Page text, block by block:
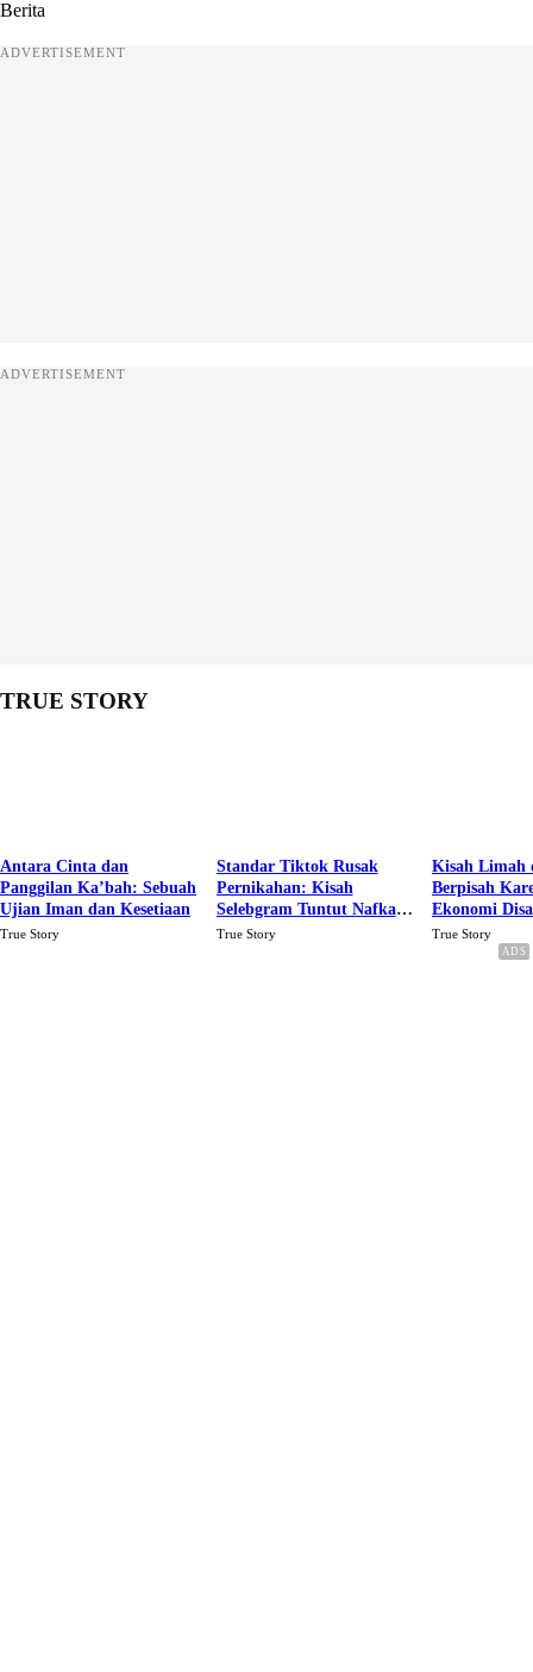
Berita
ADVERTISEMENT
ADVERTISEMENT
TRUE STORY
Antara Cinta dan
Panggilan Ka’bah: Sebuah
Ujian Iman dan Kesetiaan
True Story
Standar Tiktok Rusak
Pernikahan: Kisah
Selebgram Tuntut Nafkah
Rp.15 Juta Perbulan
True Story
Kisah Limah
Berpisah
Ekonomi
Karena Cinta
True Story